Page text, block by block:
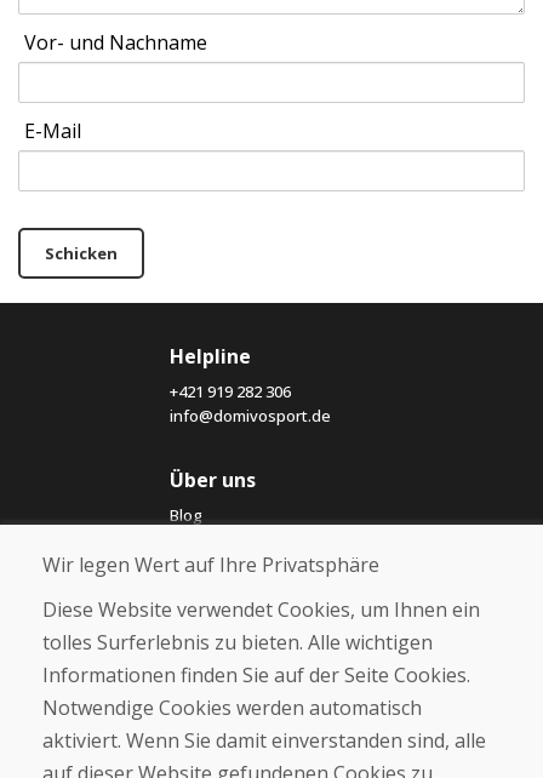
Vor- und Nachname
E-Mail
Schicken
Helpline
+421 919 282 306
info@domivosport.de
Über uns
Blog
Geschäft
Kaufen
E-Shop
Impressum
Geschäftsbedingungen
Wir legen Wert auf Ihre Privatsphäre
Diese Website verwendet Cookies, um Ihnen ein
tolles Surferlebnis zu bieten. Alle wichtigen
Informationen finden Sie auf der Seite Cookies.
Notwendige Cookies werden automatisch
aktiviert. Wenn Sie damit einverstanden sind, alle